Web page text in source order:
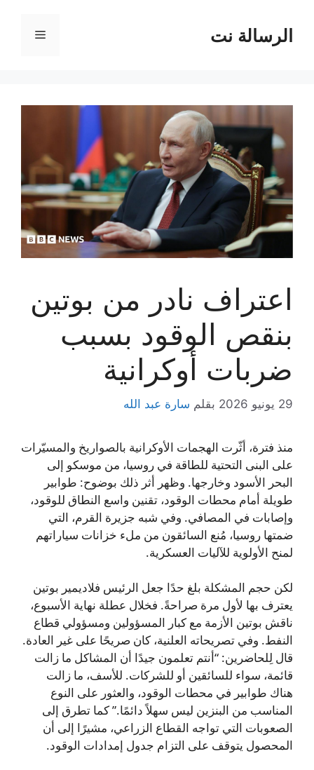
المحتوىالرسالة نت القائمة
اعتراف نادر من بوتين
بنقص الوقود بسبب
ضربات أوكرانية
29 يونيو 2026 بقلم سارة عبد الله
منذ فترة، أثّرت الهجمات الأوكرانية بالصواريخ والمسيّرات
على البنى التحتية للطاقة في روسيا، من موسكو إلى
البحر الأسود وخارجها. وظهر أثر ذلك بوضوح: طوابير
طويلة أمام محطات الوقود، تقنين واسع النطاق للوقود،
وإصابات في المصافي. وفي شبه جزيرة القرم، التي
ضمتها روسيا، مُنع السائقون من ملء خزانات سياراتهم
لمنح الأولوية للآليات العسكرية.
لكن حجم المشكلة بلغ حدًا جعل الرئيس فلاديمير بوتين
يعترف بها لأول مرة صراحةً. فخلال عطلة نهاية الأسبوع،
ناقش بوتين الأزمة مع كبار المسؤولين ومسؤولي قطاع
النفط. وفي تصريحاته العلنية، كان صريحًا على غير العادة.
قال لِلحاضرين: “أنتم تعلمون جيدًا أن المشاكل ما زالت
قائمة، سواء للسائقين أو للشركات. للأسف، ما زالت
هناك طوابير في محطات الوقود، والعثور على النوع
المناسب من البنزين ليس سهلاً دائمًا.” كما تطرق إلى
الصعوبات التي تواجه القطاع الزراعي، مشيرًا إلى أن
المحصول يتوقف على التزام جدول إمدادات الوقود.